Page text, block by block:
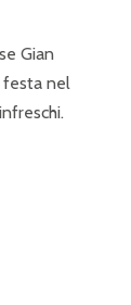
Gian
festa nel